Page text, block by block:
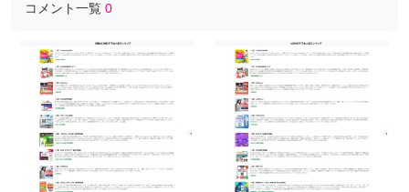
コメント一覧 0